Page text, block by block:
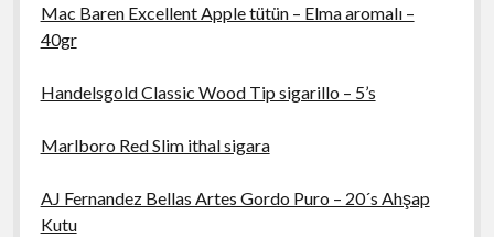
Mac Baren Excellent Apple tütün – Elma aromalı –
40gr
Handelsgold Classic Wood Tip sigarillo – 5’s
Marlboro Red Slim ithal sigara
AJ Fernandez Bellas Artes Gordo Puro – 20´s Ahşap
Kutu